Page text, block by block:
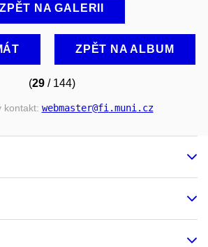
ZPĚT NA GALERII
ZPĚT NA ALBUM
(29/ 144)
kontakt: webmaster@fi.muni.cz